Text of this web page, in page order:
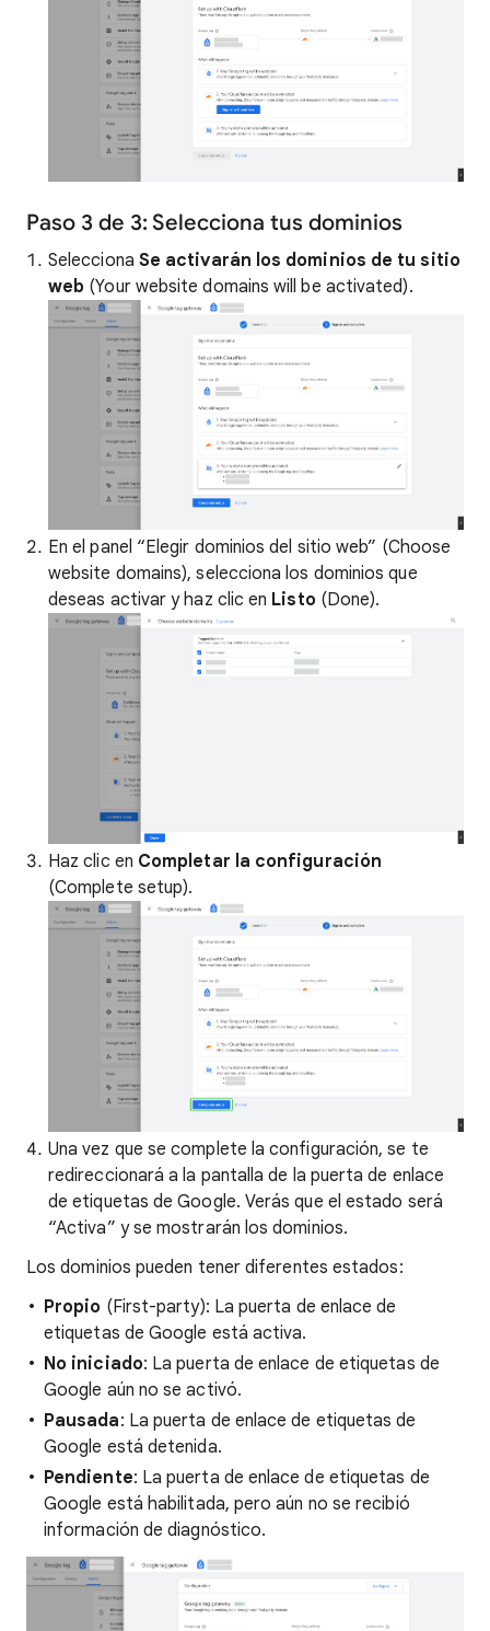
Paso 3 de 3: Selecciona tus dominios
Selecciona Se activarán los dominios de tu sitio
web (Your website domains will be activated).
En el panel “Elegir dominios del sitio web” (Choose
website domains), selecciona los dominios que
deseas activar y haz clic en Listo (Done).
Haz clic en Completar la configuración
(Complete setup).
Una vez que se complete la configuración, se te
redireccionará a la pantalla de la puerta de enlace
de etiquetas de Google. Verás que el estado será
“Activa” y se mostrarán los dominios.
Los dominios pueden tener diferentes estados:
Propio (First-party): La puerta de enlace de
etiquetas de Google está activa.
No iniciado: La puerta de enlace de etiquetas de
Google aún no se activó.
Pausada: La puerta de enlace de etiquetas de
Google está detenida.
Pendiente: La puerta de enlace de etiquetas de
Google está habilitada, pero aún no se recibió
información de diagnóstico.